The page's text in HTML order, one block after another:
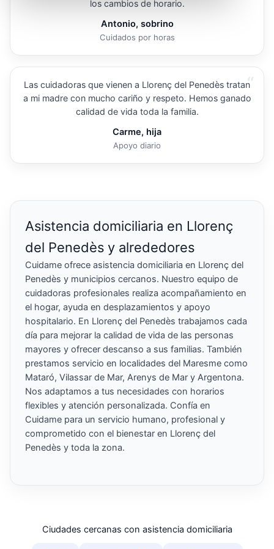
los cambios de horario.
Antonio, sobrino
Cuidados por horas
“
Las cuidadoras que vienen a Llorenç del Penedès tratan
a mi madre con mucho cariño y respeto. Hemos ganado
calidad de vida toda la familia.
Carme, hija
Apoyo diario
Asistencia domiciliaria en Llorenç
del Penedès y alrededores
Cuidame ofrece asistencia domiciliaria en Llorenç del
Penedès y municipios cercanos. Nuestro equipo de
cuidadoras profesionales realiza acompañamiento en
el hogar, ayuda en desplazamientos y apoyo
hospitalario. En Llorenç del Penedès trabajamos cada
día para mejorar la calidad de vida de las personas
mayores y ofrecer descanso a sus familias. También
prestamos servicio en localidades del Maresme como
Mataró, Vilassar de Mar, Arenys de Mar y Argentona.
Nos adaptamos a tus necesidades con horarios
flexibles y atención personalizada. Confía en
Cuidame para un servicio humano, profesional y
comprometido con el bienestar en Llorenç del
Penedès y toda la zona.
Ciudades cercanas con asistencia domiciliaria